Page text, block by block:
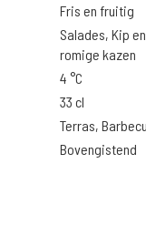
Fris en fruitig
Salades, Kip
romige kazen
4 °C
33 cl
Terras,
Bovengistend